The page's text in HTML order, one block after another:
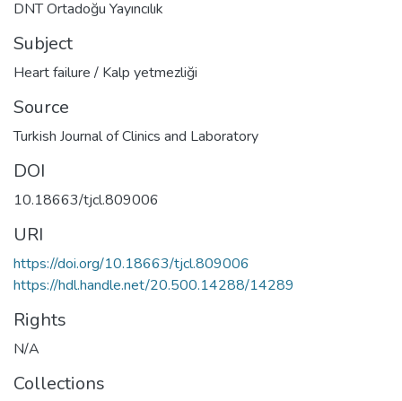
DNT Ortadoğu Yayıncılık
Subject
Heart failure / Kalp yetmezliği
Source
Turkish Journal of Clinics and Laboratory
DOI
10.18663/tjcl.809006
URI
https://doi.org/10.18663/tjcl.809006
https://hdl.handle.net/20.500.14288/14289
Rights
N/A
Collections